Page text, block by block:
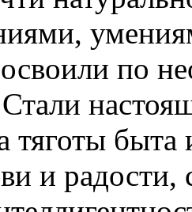
по
тяготы
и